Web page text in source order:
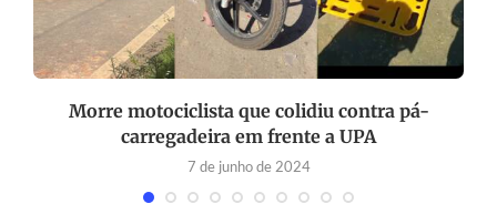
Morre motociclista que colidiu contra pá-
carregadeira em frente a UPA
7 de junho de 2024